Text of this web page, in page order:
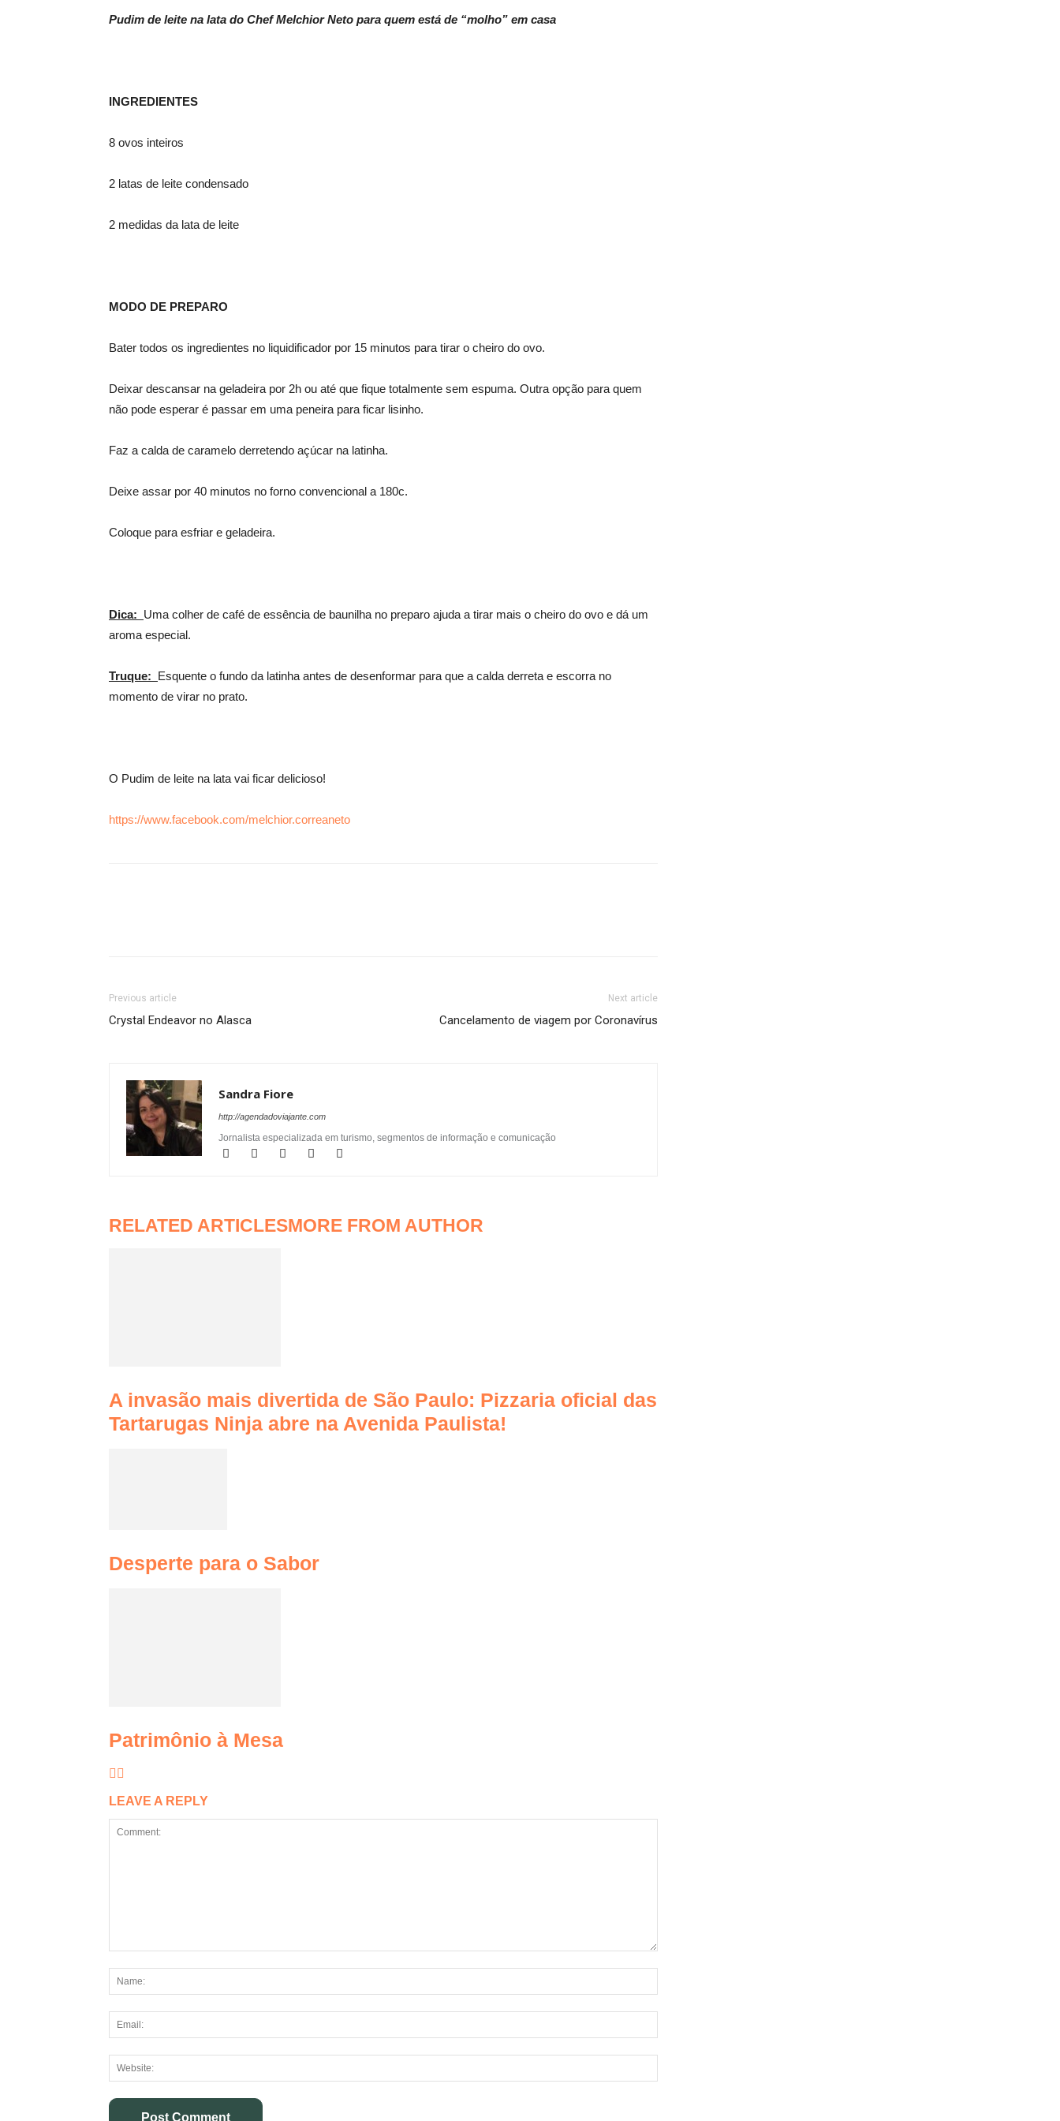
Pudim de leite na lata do Chef Melchior Neto para quem está de “molho” em casa
INGREDIENTES
8 ovos inteiros
2 latas de leite condensado
2 medidas da lata de leite
MODO DE PREPARO
Bater todos os ingredientes no liquidificador por 15 minutos para tirar o cheiro do ovo.
Deixar descansar na geladeira por 2h ou até que fique totalmente sem espuma. Outra opção para quem
não pode esperar é passar em uma peneira para ficar lisinho.
Faz a calda de caramelo derretendo açúcar na latinha.
Deixe assar por 40 minutos no forno convencional a 180c.
Coloque para esfriar e geladeira.
Dica: Uma colher de café de essência de baunilha no preparo ajuda a tirar mais o cheiro do ovo e dá um
aroma especial.
Truque: Esquente o fundo da latinha antes de desenformar para que a calda derreta e escorra no
momento de virar no prato.
O Pudim de leite na lata vai ficar delicioso!
https://www.facebook.com/melchior.correaneto
Previous article
Crystal Endeavor no Alasca
Next article
Cancelamento de viagem por Coronavírus
Sandra Fiore
http://agendadoviajante.com
Jornalista especializada em turismo, segmentos de informação e comunicação
RELATED ARTICLESMORE FROM AUTHOR
A invasão mais divertida de São Paulo: Pizzaria oficial das
Tartarugas Ninja abre na Avenida Paulista!
Desperte para o Sabor
Patrimônio à Mesa
LEAVE A REPLY